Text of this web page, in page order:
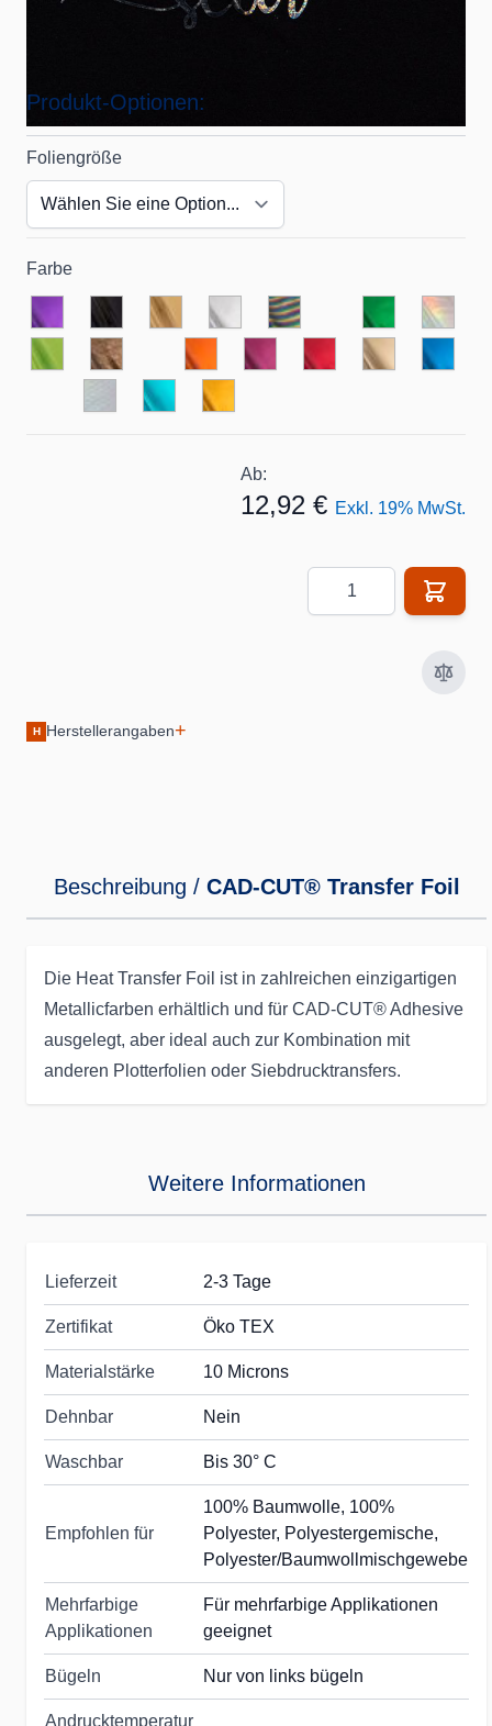
Artikelnummer Transfer-Foil
Produkt-Optionen:
Foliengröße
Farbe
Ab:
12,92 € Exkl. 19% MwSt.
H Herstellerangaben+
Beschreibung / CAD-CUT® Transfer Foil
Die Heat Transfer Foil ist in zahlreichen einzigartigen
Metallicfarben erhältlich und für CAD-CUT® Adhesive
ausgelegt, aber ideal auch zur Kombination mit
anderen Plotterfolien oder Siebdrucktransfers.
Weitere Informationen
Lieferzeit 2-3 Tage
Zertifikat Öko TEX
Materialstärke 10 Microns
Dehnbar Nein
Waschbar Bis 30° C
Empfohlen für
100% Baumwolle, 100%
Polyester, Polyestergemische,
Polyester/Baumwollmischgewebe
Mehrfarbige
Applikationen
Für mehrfarbige Applikationen
geeignet
Bügeln Nur von links bügeln
Andrucktemperatur